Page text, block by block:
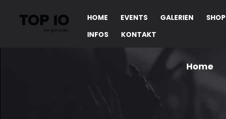
HOME EVENTS GALERIEN SHOP
INFOS
KONTAKT
Home